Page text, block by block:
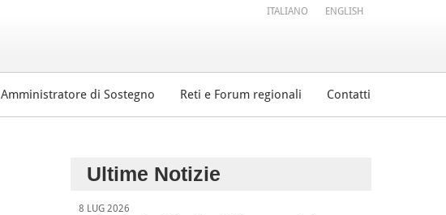
Amministratore di Sostegno Reti e Forum regionali Contatti
ITALIANO ENGLISH
Ultime Notizie
8 LUG 2026